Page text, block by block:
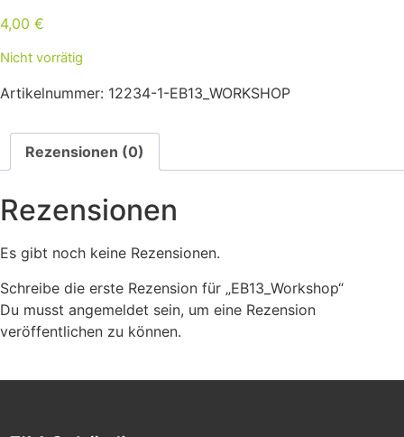
4,00 €
Nicht vorrätig
Artikelnummer: 12234-1-EB13_WORKSHOP
Rezensionen (0)
Rezensionen
Es gibt noch keine Rezensionen.
Schreibe die erste Rezension für „EB13_Workshop“
Du musst angemeldet sein, um eine Rezension
veröffentlichen zu können.